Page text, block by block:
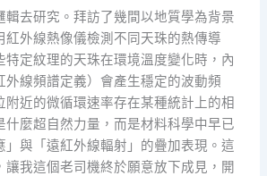
輯去研究。拜訪了幾間以地質學為背景
紅外線熱像儀檢測不同天珠的熱傳導
特定紋理的天珠在環境溫度變化時，內
外線頻譜定義）會產生穩定的波動頻
附近的微循環速率存在某種統計上的相
什麼超自然力量，而是材料科學中早已
」與「遠紅外線輻射」的疊加表現。這
讓我這個老司機終於願意放下成見，開